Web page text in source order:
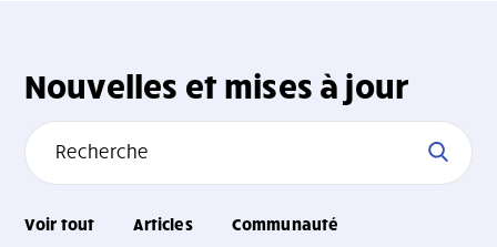
Nouvelles et mises à jour
Voir tout Articles Communauté